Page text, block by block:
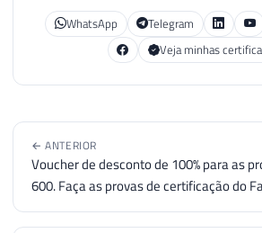
WhatsApp
Telegram
Veja minhas
← ANTERIOR
Voucher de desconto de 100% para as
600. Faça as provas de certificação do